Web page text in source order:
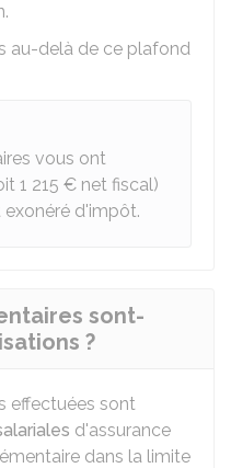
au-delà de ce plafond
vous ont
1 215 € net fiscal)
exonéré d'impôt.
sont-
?
effectuées sont
d'assurance
dans la limite